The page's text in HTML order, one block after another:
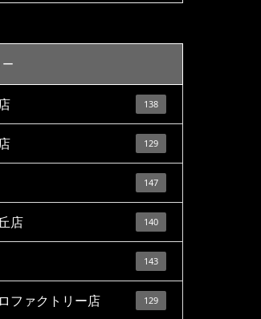
138
129
147
店 140
143
ファクトリー店 129